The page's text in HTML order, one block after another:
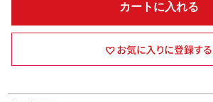
カートに入れる